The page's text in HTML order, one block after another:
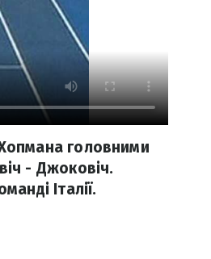
головними
- Джоковіч.
Італії.